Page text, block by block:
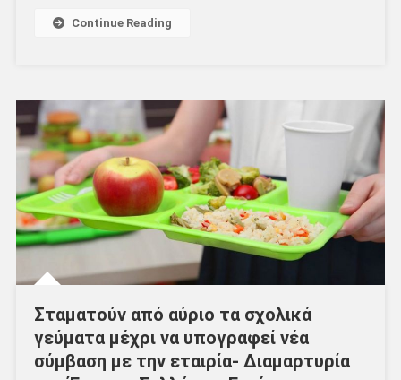
Continue Reading
Σταματούν από αύριο τα σχολικά
γεύματα μέχρι να υπογραφεί νέα
σύμβαση με την εταιρία- Διαμαρτυρία